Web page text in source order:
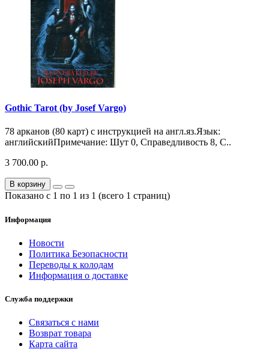
Gothic Tarot (by Josef Vargo)
78 арканов (80 карт) c инструкцией на англ.яз.Язык:
английскийПримечание: Шут 0, Справедливость 8, С..
3 700.00 р.
В корзину
Показано с 1 по 1 из 1 (всего 1 страниц)
Информация
Новости
Политика Безопасности
Переводы к колодам
Информация о доставке
Служба поддержки
Связаться с нами
Возврат товара
Карта сайта